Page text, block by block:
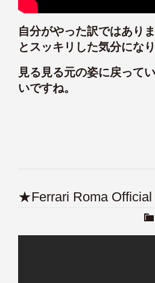
自分がやった訳ではあり
とスッキリした気分にな
見る見る元の姿に戻って
いですね。
★Ferrari Roma Official